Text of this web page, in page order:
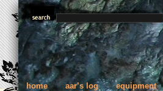
home aar’s log equipment